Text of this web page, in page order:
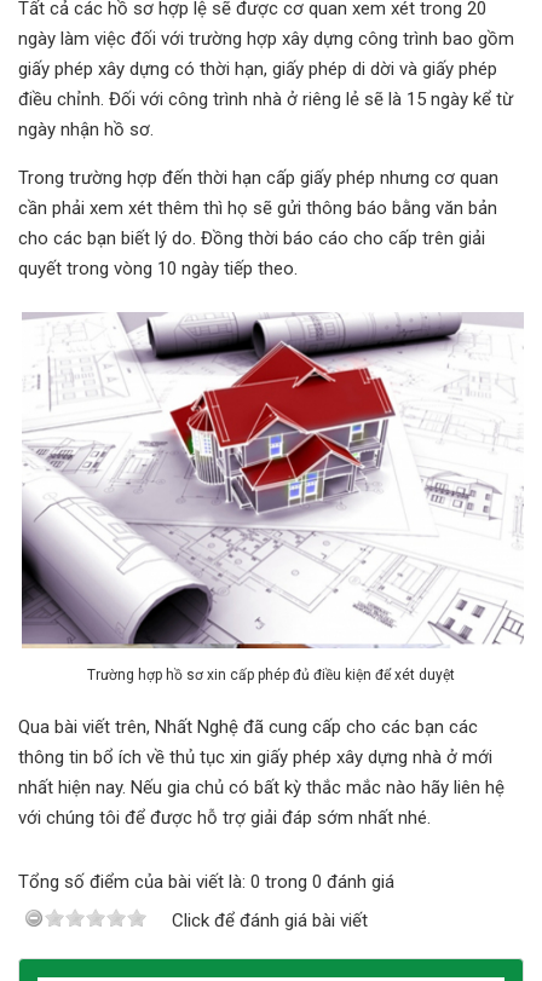
Tất cả các hồ sơ hợp lệ sẽ được cơ quan xem xét trong 20
ngày làm việc đối với trường hợp xây dựng công trình bao gồm
giấy phép xây dựng có thời hạn, giấy phép di dời và giấy phép
điều chỉnh. Đối với công trình nhà ở riêng lẻ sẽ là 15 ngày kể từ
ngày nhận hồ sơ.
Trong trường hợp đến thời hạn cấp giấy phép nhưng cơ quan
cần phải xem xét thêm thì họ sẽ gửi thông báo bằng văn bản
cho các bạn biết lý do. Đồng thời báo cáo cho cấp trên giải
quyết trong vòng 10 ngày tiếp theo.
Trường hợp hồ sơ xin cấp phép đủ điều kiện để xét duyệt
Qua bài viết trên, Nhất Nghệ đã cung cấp cho các bạn các
thông tin bổ ích về thủ tục xin giấy phép xây dựng nhà ở mới
nhất hiện nay. Nếu gia chủ có bất kỳ thắc mắc nào hãy liên hệ
với chúng tôi để được hỗ trợ giải đáp sớm nhất nhé.
Tổng số điểm của bài viết là: 0 trong 0 đánh giá
Click để đánh giá bài viết